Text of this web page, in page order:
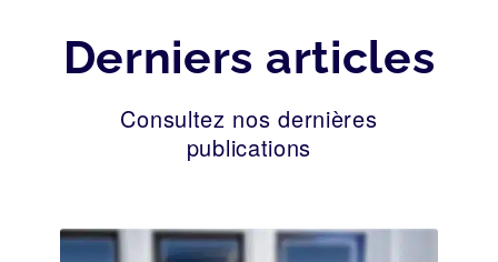
Derniers articles
Consultez nos dernières
publications